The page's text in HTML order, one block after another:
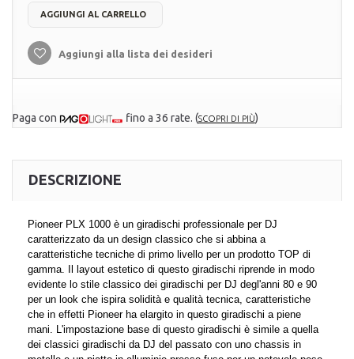
AGGIUNGI AL CARRELLO
Aggiungi alla lista dei desideri
Paga con fino a 36 rate. (SCOPRI DI PIÙ)
DESCRIZIONE
Pioneer PLX 1000 è un giradischi professionale per DJ
caratterizzato da un design classico che si abbina a
caratteristiche tecniche di primo livello per un prodotto TOP di
gamma. Il layout estetico di questo giradischi riprende in modo
evidente lo stile classico dei giradischi per DJ degl'anni 80 e 90
per un look che ispira solidità e qualità tecnica, caratteristiche
che in effetti Pioneer ha elargito in questo giradischi a piene
mani. L'impostazione base di questo giradischi è simile a quella
dei classici giradischi da DJ del passato con uno chassis in